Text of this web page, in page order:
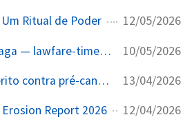
Ritual de Poder 12/05/2026
O Sistema que Apaga — lawfare-timeline · Dossiê 2026 10/05/2026
Moraes abre inquérito contra pré-candidato à Presidência Flávio Bolsonaro por postagem criticando Lula após prisão de Maduro 13/04/2026
Report 2026 12/04/2026